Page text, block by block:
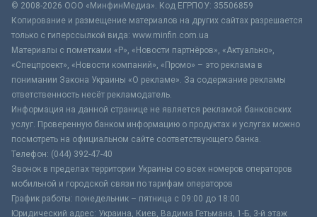
© 2008-2026 ООО «МинфинМедиа». Код ЕГРПОУ: 35506859
Копирование и размещение материалов на других сайтах разрешается
только с гиперссылкой вида: www.minfin.com.ua
Материалы с пометками «Р», «Новости партнёров», «Актуально»,
«Спецпроект», «Новости компаний», «Промо» – это реклама в
понимании Закона Украины «О рекламе». За содержание рекламы
ответственность несёт рекламодатель.
Информация на данной странице не является рекламой банковских
услуг. Проверенную банком информацию о продуктах и услугах можно
посмотреть на официальном сайте соответствующего банка.
Телефон: (044) 392-47-40
Звонок в пределах территории Украины со всех номеров операторов
мобильной и городской связи по тарифам операторов
График работы: понедельник – пятница с 09:00 до 18:00
Юридический адрес: Украина, Киев, Вадима Гетьмана, 1-Б, 3-й этаж